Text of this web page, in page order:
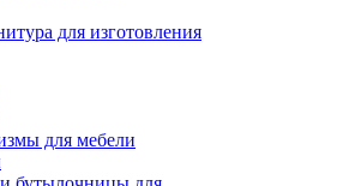
для изготовления
для мебели